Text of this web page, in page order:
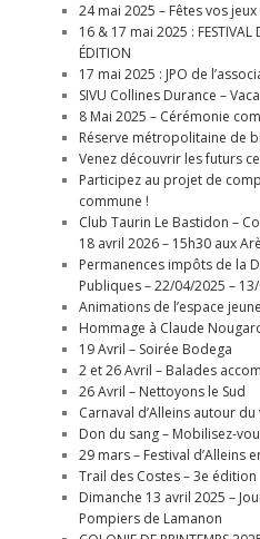
24 mai 2025 – Fêtes vos
16 & 17 mai 2025 : FESTIVAL
ÉDITION
17 mai 2025 : JPO de
SIVU Collines Durance –
8 Mai 2025 – Cérémonie
Réserve métropolitaine de
Venez découvrir les futurs
Participez au projet de
commune !
Club Taurin Le Bastidon –
18 avril 2026 – 15h30 aux
Permanences impôts de la
Publiques – 22/04/2025 –
Animations de l’espace
Hommage à Claude
19 Avril – Soirée Bodega
2 et 26 Avril – Balades
26 Avril – Nettoyons le Sud
Carnaval d’Alleins autour du
Don du sang – Mobilisez-
29 mars – Festival d’Alleins
Trail des Costes – 3e édition
Dimanche 13 avril 2025 –
Pompiers de Lamanon